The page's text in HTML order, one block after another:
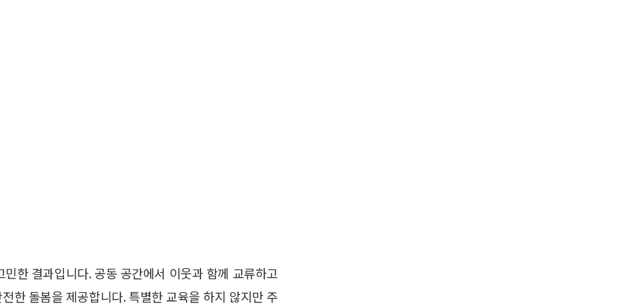
한 결과입니다. 공동 공간에서 이웃과 함께 교류하고
한 돌봄을 제공합니다. 특별한 교육을 하지 않지만 주